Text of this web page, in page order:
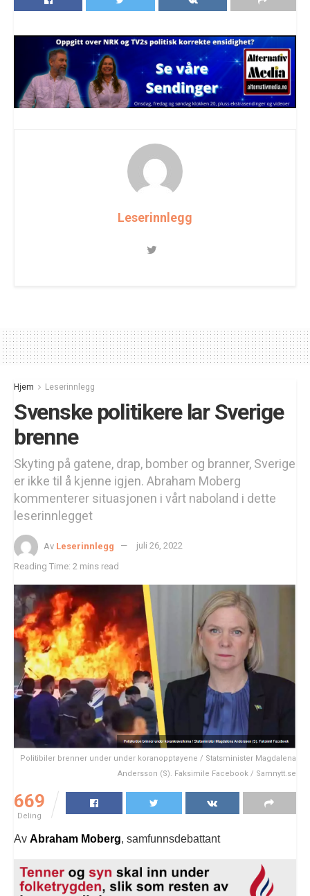
Leserinnlegg
Hjem Leserinnlegg
Svenske politikere lar Sverige
brenne
Skyting på gatene, drap, bomber og branner, Sverige
er ikke til å kjenne igjen. Abraham Moberg
kommenterer situasjonen i vårt naboland i dette
leserinnlegget
Av Leserinnlegg
juli 26, 2022
Reading Time: 2 mins read
Politibiler brenner under under koranopptøyene / Statsminister Magdalena
Andersson (S). Faksimile Facebook / Samnytt.se
669
Deling
Av Abraham Moberg, samfunnsdebattant